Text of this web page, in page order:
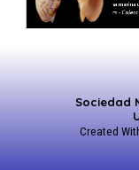
Created
Sociedad